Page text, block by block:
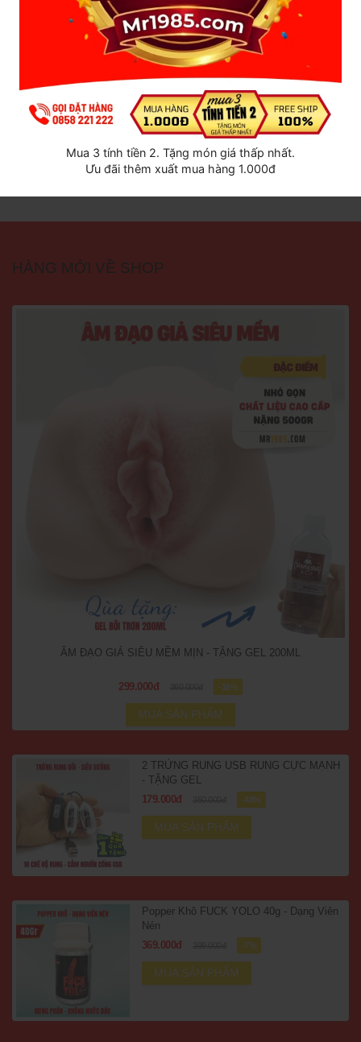
Tất cả sản phẩm của
shop
HÀNG MỚI VỀ SHOP
ÂM ĐẠO GIẢ SIÊU MỀM MỊN - TẶNG GEL 200ML
299.000đ -16%
MUA SẢN PHẨM
2 TRỨNG RUNG USB RUNG CỰC MẠNH
- TẶNG GEL
179.000đ
-48%
MUA SẢN PHẨM
Popper Khô FUCK YOLO 40g - Dạng Viên
Nén
369.000đ
-7%
MUA SẢN PHẨM
Mua 3 tính tiền 2. Tặng món giá thấp nhất.
Ưu đãi thêm xuất mua hàng 1.000đ